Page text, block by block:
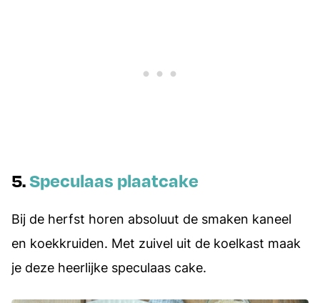
5.Speculaas plaatcake
Bij de herfst horen absoluut de smaken kaneel
en koekkruiden. Met zuivel uit de koelkast maak
je deze heerlijke speculaas cake.